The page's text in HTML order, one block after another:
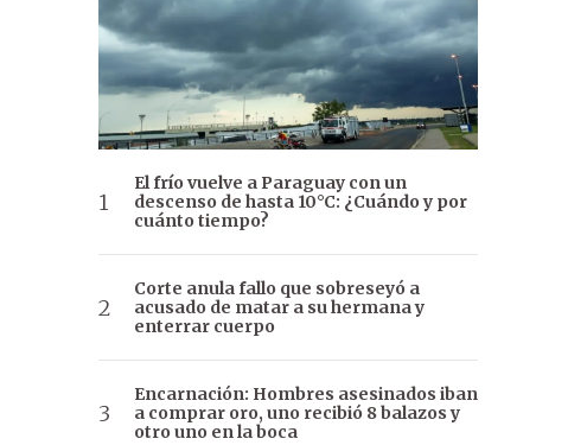
El frío vuelve a Paraguay con un
descenso de hasta 10°C: ¿Cuándo y por
cuánto tiempo?
Corte anula fallo que sobreseyó a
acusado de matar a su hermana y
enterrar cuerpo
Encarnación: Hombres asesinados iban
a comprar oro, uno recibió 8 balazos y
otro uno en la boca